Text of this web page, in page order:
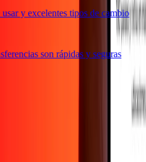
y excelentes tipos de cambio
son rápidas y seguras